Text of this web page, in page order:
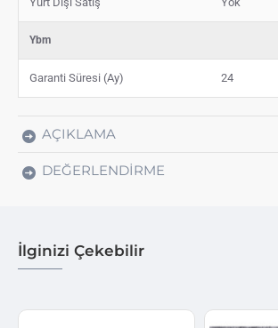
Ybm
Garanti Süresi (Ay) 24
AÇIKLAMA
DEĞERLENDIRME
İlginizi Çekebilir